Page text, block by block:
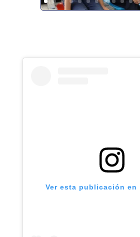
Ver esta publicación en